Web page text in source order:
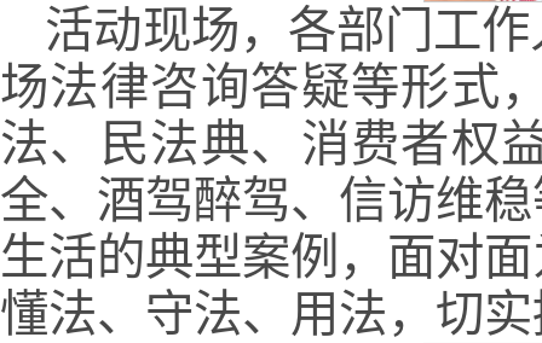
活动现场，各部门工
场法律咨询答疑等形式
法、民法典、消费者权
全、酒驾醉驾、信访维
生活的典型案例，面对
懂法、守法、用法，切